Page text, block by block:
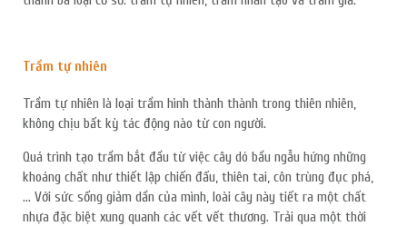
Trầm tự nhiên
Trầm tự nhiên là loại trầm hình thành thành trong thiên nhiên,
không chịu bất kỳ tác động nào từ con người.
Quá trình tạo trầm bắt đầu từ việc cây dó bầu ngẫu hứng những
khoáng chất như thiết lập chiến đấu, thiên tai, côn trùng đục phá,
… Với sức sống giảm dần của mình, loài cây này tiết ra một chất
nhựa đặc biệt xung quanh các vết vết thương. Trải qua một thời
HOÀN THÀNH
Đăng ký tư vấn trực tiếp 24/7:0334455504